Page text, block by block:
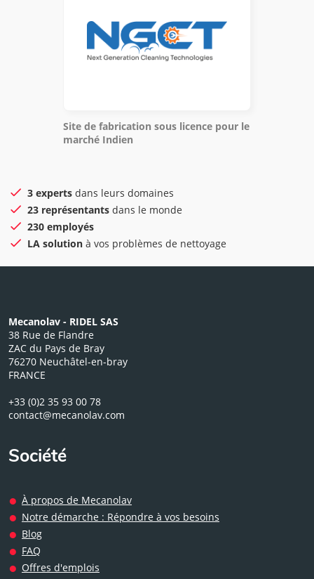
Site de fabrication sous licence pour le
marché Indien
3 experts dans leurs domaines
23 représentants dans le monde
230 employés
LA solution à vos problèmes de nettoyage
Mecanolav - RIDEL SAS
38 Rue de Flandre
ZAC du Pays de Bray
76270 Neuchâtel-en-bray
FRANCE
+33 (0)2 35 93 00 78
contact@mecanolav.com
Société
À propos de Mecanolav
Notre démarche : Répondre à vos besoins
Blog
FAQ
Offres d'emplois